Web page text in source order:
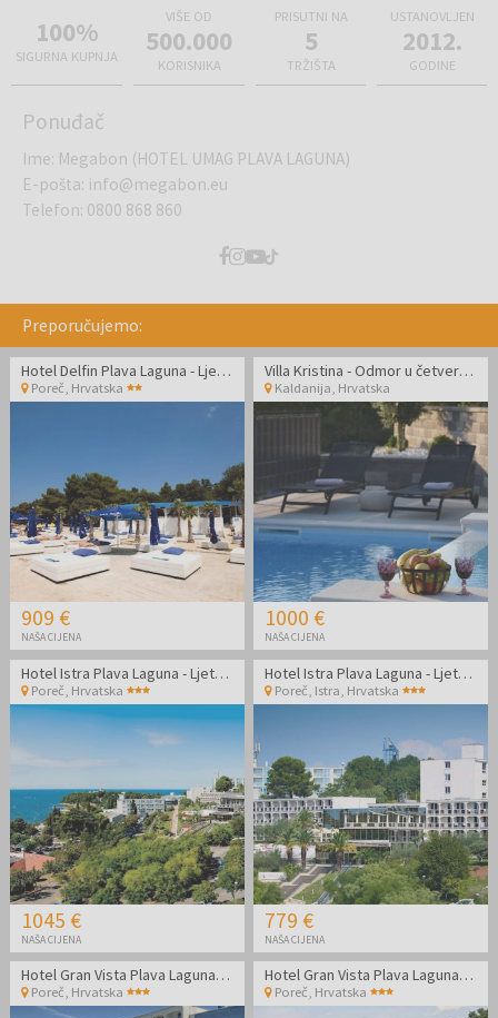
100%
SIGURNA KUPNJA
VIŠE OD
500.000
KORISNIKA
PRISUTNI NA
5
TRŽIŠTA
USTANOVLJEN
2012.
GODINE
Ponuđač
Ime: Megabon (HOTEL UMAG PLAVA LAGUNA)
E-pošta: info@megabon.eu
Telefon: 0800 868 860
Preporučujemo:
Hotel Delfin Plava Laguna - Ljeto u Poreču
Poreč Hrvatska
909 €
NAŠA CIJENA
Villa Kristina - Odmor u četverosobnoj villi
Kaldanija Hrvatska
1000 €
NAŠA CIJENA
Hotel Istra Plava Laguna - Ljeto u Poreču
Poreč Hrvatska
1045 €
NAŠA CIJENA
Hotel Istra Plava Laguna - Ljeto u Poreču
Poreč, Istra Hrvatska
779 €
NAŠA CIJENA
Hotel Gran Vista Plava Laguna - Ljeto u Poreču
Poreč, Hrvatska
Hotel Gran Vista Plava Laguna - Ljeto u Poreču
Poreč, Hrvatska